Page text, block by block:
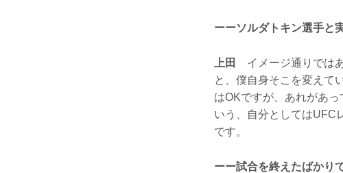
ーーソルダトキン選手と
上田
イメージ通りでは
と、僕自身そこを変えて
はOKですが、あれがあ
いう、自分としてはUFC
です。
ーー試合を終えたばかり